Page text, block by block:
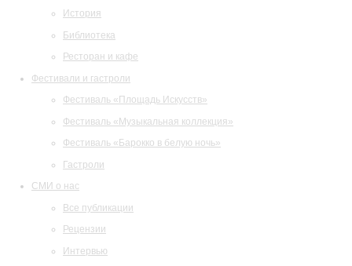
История
Библиотека
Ресторан и кафе
Фестивали и гастроли
Фестиваль «Площадь Искусств»
Фестиваль «Музыкальная коллекция»
Фестиваль «Барокко в белую ночь»
Гастроли
СМИ о нас
Все публикации
Рецензии
Интервью